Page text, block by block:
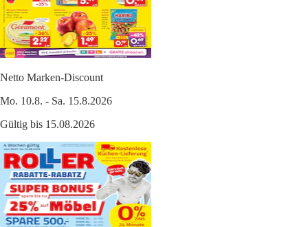
Netto Marken-Discount
Mo. 10.8. - Sa. 15.8.2026
Gültig bis 15.08.2026